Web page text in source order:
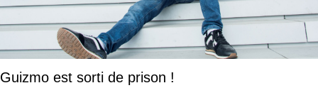
Guizmo est sorti de prison !